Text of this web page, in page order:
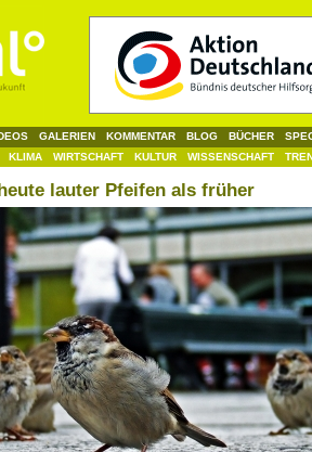
KLIMA WIRTSCHAFT KULTUR WISSENSCHAFT
GALERIEN KOMMENTAR BLOG BÜCHER
lauter Pfeifen als früher